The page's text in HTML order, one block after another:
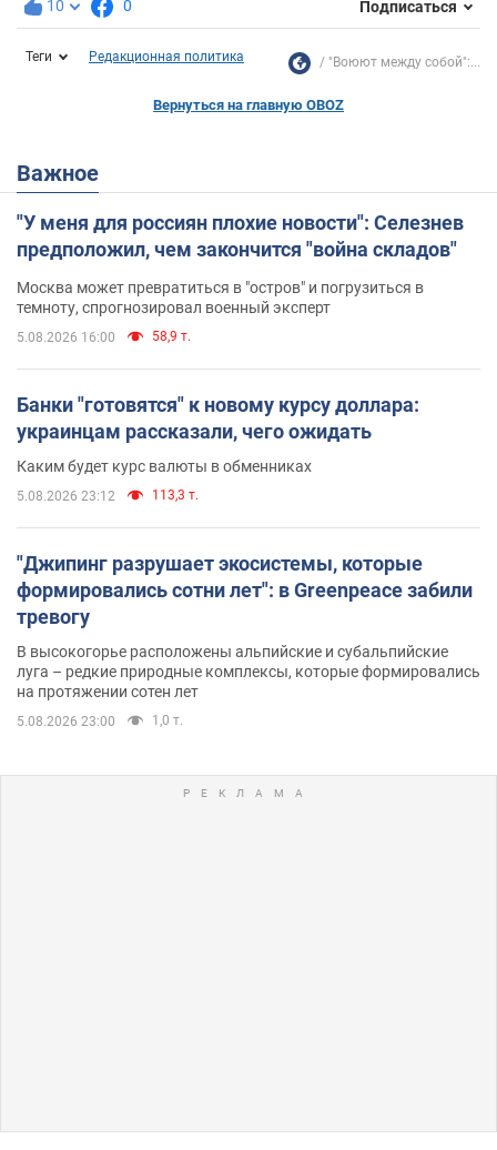
10 0 Подписаться
Теги Редакционная политика "Воюют между собой":...
Вернуться на главную OBOZ
Важное
"У меня для россиян плохие новости": Селезнев
предположил, чем закончится "война складов"
Москва может превратиться в "остров" и погрузиться в
темноту, спрогнозировал военный эксперт
5.08.2026 16:00 58,9 т.
Банки "готовятся" к новому курсу доллара:
украинцам рассказали, чего ожидать
Каким будет курс валюты в обменниках
5.08.2026 23:12 113,3 т.
"Джипинг разрушает экосистемы, которые
формировались сотни лет": в Greenpeace забили
тревогу
В высокогорье расположены альпийские и субальпийские
луга – редкие природные комплексы, которые формировались
на протяжении сотен лет
5.08.2026 23:00 1,0 т.